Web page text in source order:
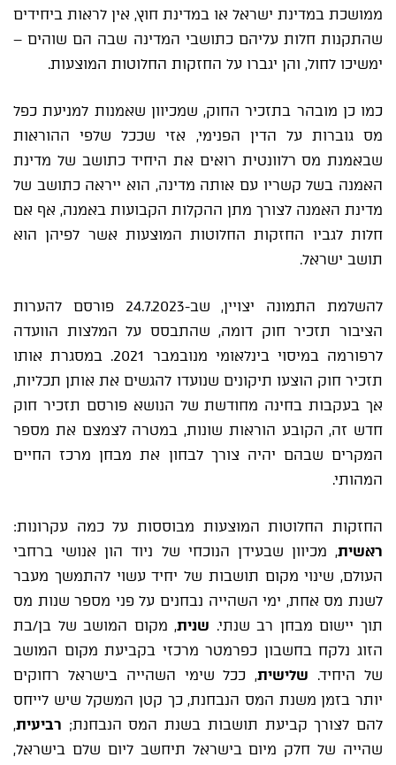
ממושכת במדינת ישראל או במדינת חוץ, אין לראות ביחידים
שהתקנות חלות עליהם כתושבי המדינה שבה הם שוהים –
ימשיכו לחול, והן יגברו על החזקות החלוטות המוצעות.
כמו כן מובהר בתזכיר החוק, שמכיוון שאמנות למניעת כפל
מס גוברות על הדין הפנימי, אזי שככל שלפי ההוראות
שבאמנת מס רלוונטית רואים את היחיד כתושב של מדינת
האמנה בשל קשריו עם אותה מדינה, הוא ייראה כתושב של
מדינת האמנה לצורך מתן ההקלות הקבועות באמנה, אף אם
חלות לגביו החזקות החלוטות המוצעות אשר לפיהן הוא
תושב ישראל.
להשלמת התמונה יצויין, שב-24.7.2023 פורסם להערות
הציבור תזכיר חוק דומה, שהתבסס על המלצות הוועדה
לרפורמה במיסוי בינלאומי מנובמבר 2021. במסגרת אותו
תזכיר חוק הוצעו תיקונים שנועדו להגשים את אותן תכליות,
אך בעקבות בחינה מחודשת של הנושא פורסם תזכיר חוק
חדש זה, הקובע הוראות שונות, במטרה לצמצם את מספר
המקרים שבהם יהיה צורך לבחון את מבחן מרכז החיים
המהותי.
החזקות החלוטות המוצעות מבוססות על כמה עקרונות:
ראשית, מכיוון שבעידן הנוכחי של ניוד הון אנושי ברחבי
העולם, שינוי מקום תושבות של יחיד עשוי להתמשך מעבר
לשנת מס אחת, ימי השהייה נבחנים על פני מספר שנות מס
תוך יישום מבחן רב שנתי. שנית, מקום המושב של בן/בת
הזוג נלקח בחשבון כפרמטר מרכזי בקביעת מקום המושב
של היחיד. שלישית, ככל שימי השהייה בישראל רחוקים
יותר בזמן משנת המס הנבחנת, כך קטן המשקל שיש לייחס
להם לצורך קביעת תושבות בשנת המס הנבחנת; רביעית,
שהייה של חלק מיום בישראל תיחשב ליום שלם בישראל,